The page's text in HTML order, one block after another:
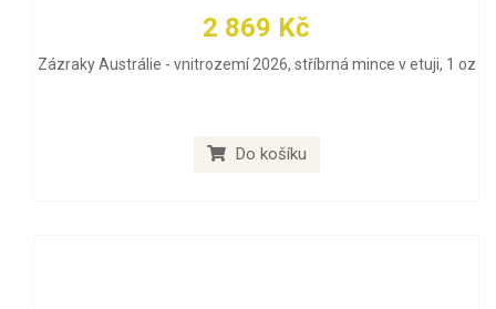
2 869 Kč
Zázraky Austrálie - vnitrozemí 2026, stříbrná mince v etuji, 1 oz
Do košíku